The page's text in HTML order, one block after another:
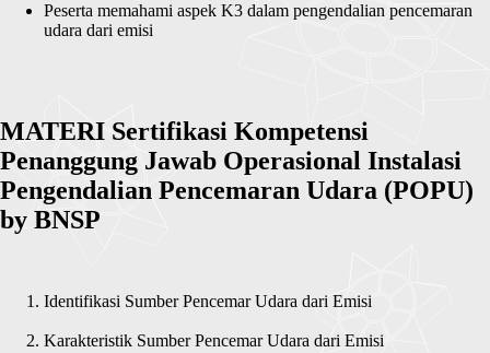
Peserta memahami aspek K3 dalam pengendalian pencemaran
udara dari emisi
MATERI Sertifikasi Kompetensi
Penanggung Jawab Operasional Instalasi
Pengendalian Pencemaran Udara (POPU)
by BNSP
Identifikasi Sumber Pencemar Udara dari Emisi
Karakteristik Sumber Pencemar Udara dari Emisi